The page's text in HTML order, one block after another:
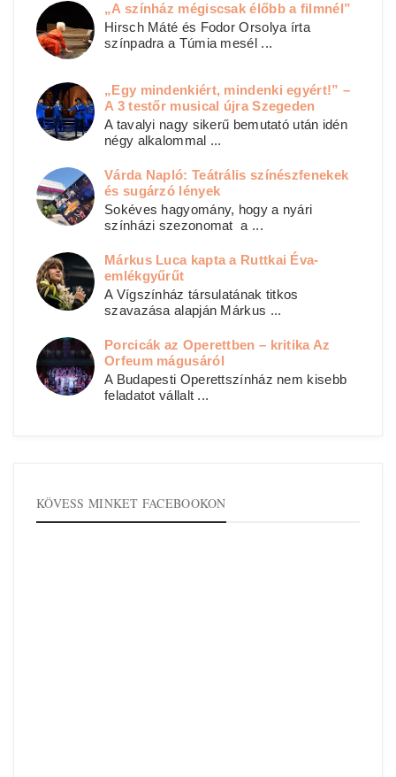
„A színház mégiscsak élőbb a filmnél”
Hirsch Máté és Fodor Orsolya írta
színpadra a Túmia mesél ...
„Egy mindenkiért, mindenki egyért!” –
A 3 testőr musical újra Szegeden
A tavalyi nagy sikerű bemutató után idén
négy alkalommal ...
Várda Napló: Teátrális színészfenekek
és sugárzó lények
Sokéves hagyomány, hogy a nyári
színházi szezonomat a ...
Márkus Luca kapta a Ruttkai Éva-
emlékgyűrűt
A Vígszínház társulatának titkos
szavazása alapján Márkus ...
Porcicák az Operettben – kritika Az
Orfeum mágusáról
A Budapesti Operettszínház nem kisebb
feladatot vállalt ...
KÖVESS MINKET FACEBOOKON